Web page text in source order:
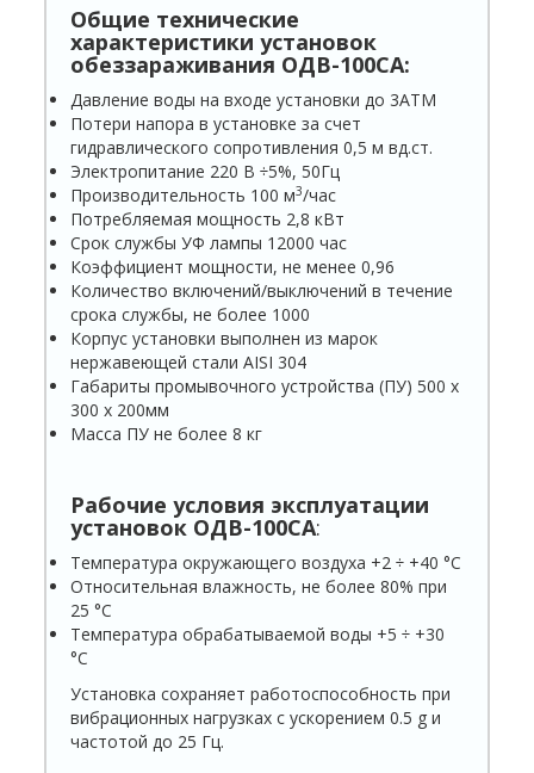
Общие технические
характеристики установок
обеззараживания ОДВ-100СА:
Давление воды на входе установки до 3АТМ
Потери напора в установке за счет
гидравлического сопротивления 0,5 м вд.ст.
Электропитание 220 В ÷5%, 50Гц
Производительность 100 м3/час
Потребляемая мощность 2,8 кВт
Срок службы УФ лампы 12000 час
Коэффициент мощности, не менее 0,96
Количество включений/выключений в течение
срока службы, не более 1000
Корпус установки выполнен из марок
нержавеющей стали AISI 304
Габариты промывочного устройства (ПУ) 500 х
300 х 200мм
Масса ПУ не более 8 кг
Рабочие условия эксплуатации
установок ОДВ-100СА:
Температура окружающего воздуха +2 ÷ +40 °С
Относительная влажность, не более 80% при
25 °С
Температура обрабатываемой воды +5 ÷ +30
°С
Установка сохраняет работоспособность при
вибрационных нагрузках с ускорением 0.5 g и
частотой до 25 Гц.